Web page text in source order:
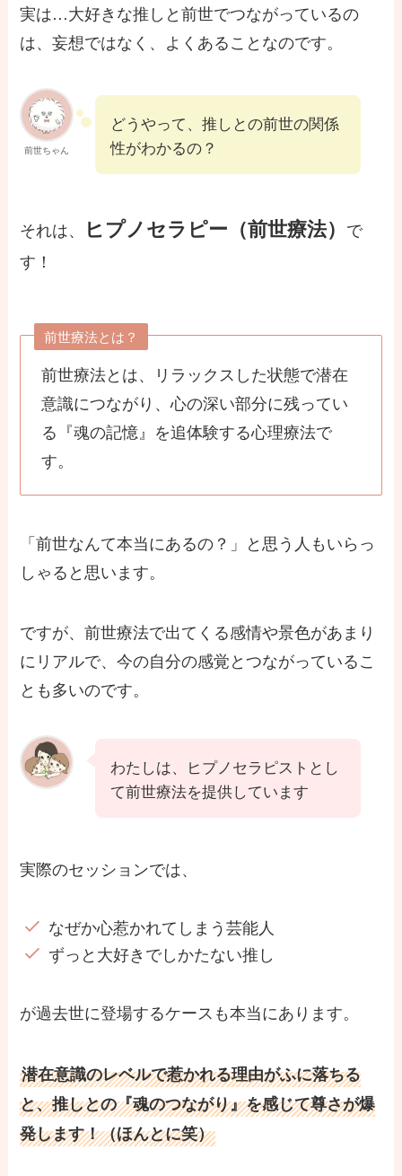
実は…大好きな推しと前世でつながっているの
は、妄想ではなく、よくあることなのです。
前世ちゃん
どうやって、推しとの前世の関係
性がわかるの？
それは、 ヒプノセラピー（前世療法） で
す！
前世療法とは？
前世療法とは、リラックスした状態で潜在
意識につながり、心の深い部分に残ってい
る『魂の記憶』を追体験する心理療法で
す。
「前世なんて本当にあるの？」と思う人もいらっ
しゃると思います。
ですが、前世療法で出てくる感情や景色があまり
にリアルで、今の自分の感覚とつながっているこ
とも多いのです。
わたしは、ヒプノセラピストとし
て前世療法を提供しています
実際のセッションでは、
なぜか心惹かれてしまう芸能人
ずっと大好きでしかたない推し
が過去世に登場するケースも本当にあります。
潜在意識のレベルで惹かれる理由がふに落ちる
と、推しとの『魂のつながり』を感じて尊さが爆
発します！（ほんとに笑）